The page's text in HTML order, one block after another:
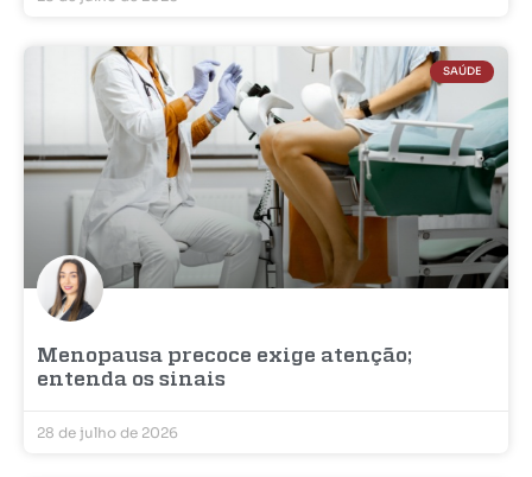
SAÚDE
Menopausa precoce exige atenção;
entenda os sinais
28 de julho de 2026